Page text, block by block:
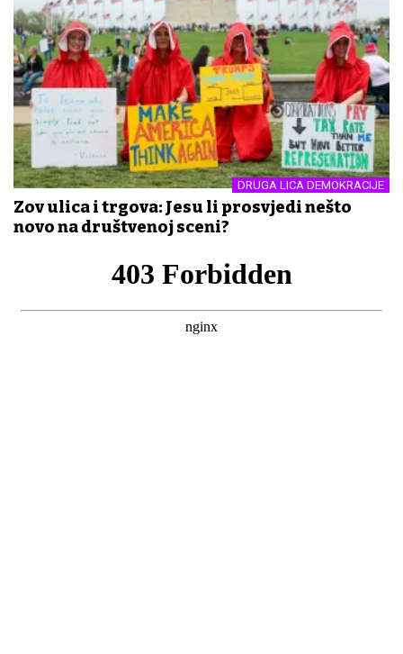
DRUGA LICA DEMOKRACIJE
Zov ulica i trgova: Jesu li prosvjedi nešto
novo na društvenoj sceni?